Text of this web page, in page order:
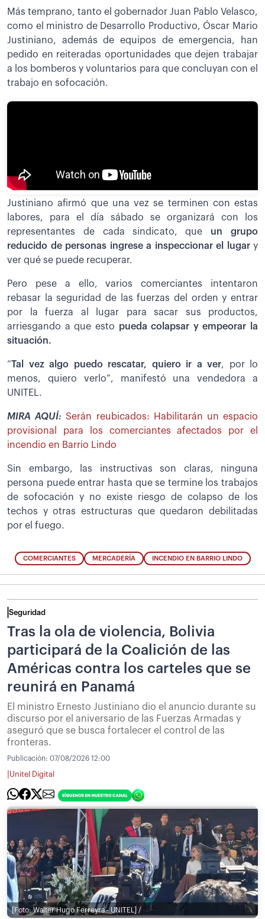
Más temprano, tanto el gobernador Juan Pablo Velasco,
como el ministro de Desarrollo Productivo, Óscar Mario
Justiniano, además de equipos de emergencia, han
pedido en reiteradas oportunidades que dejen trabajar
a los bomberos y voluntarios para que concluyan con el
trabajo en sofocación.
Justiniano afirmó que una vez se terminen con estas
labores, para el día sábado se organizará con los
representantes de cada sindicato, que un grupo
reducido de personas ingrese a inspeccionar el lugary
ver qué se puede recuperar.
Pero pese a ello, varios comerciantes intentaron
rebasar la seguridad de las fuerzas del orden y entrar
por la fuerza al lugar para sacar sus productos,
arriesgando a que esto pueda colapsar y empeorar la
situación.
“Tal vez algo puedo rescatar, quiero ir a ver, por lo
menos, quiero verlo”, manifestó una vendedora a
UNITEL.
MIRA AQUÍ:Serán reubicados: Habilitarán un espacio
provisional para los comerciantes afectados por el
incendio en Barrio Lindo
Sin embargo, las instructivas son claras, ninguna
persona puede entrar hasta que se termine los trabajos
de sofocación y no existe riesgo de colapso de los
techos y otras estructuras que quedaron debilitadas
por el fuego.
COMERCIANTES MERCADERÍA INCENDIO EN BARRIO LINDO
Seguridad
Tras la ola de violencia, Bolivia
participará de la Coalición de las
Américas contra los carteles que se
reunirá en Panamá
El ministro Ernesto Justiniano dio el anuncio durante su
discurso por el aniversario de las Fuerzas Armadas y
aseguró que se busca fortalecer el control de las
fronteras.
Publicación: 07/08/2026 12:00
Unitel Digital
[Foto: Walter Hugo Ferreyra - UNITEL] /